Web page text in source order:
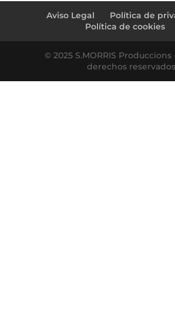
Aviso Legal
Política de
Política de cookies
© 2025 S.MORRIS Produccions
derechos reservados